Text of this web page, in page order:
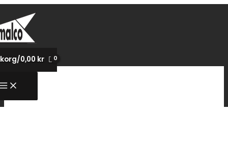
till
innehåll
0,00 kr